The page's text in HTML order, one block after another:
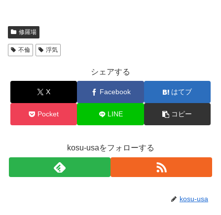
修羅場
不倫 浮気
シェアする
X Facebook はてブ
Pocket LINE コピー
kosu-usaをフォローする
kosu-usa